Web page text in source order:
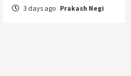
3 days ago Prakash Negi